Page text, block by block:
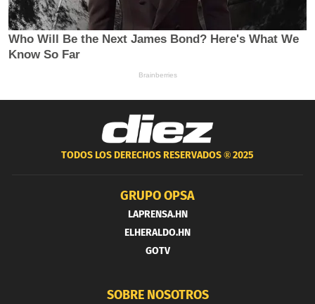
TODOS LOS DERECHOS RESERVADOS ®2025
GRUPO OPSA
LAPRENSA.HN
ELHERALDO.HN
GOTV
SOBRE NOSOTROS